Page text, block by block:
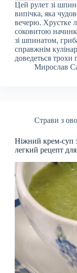
Цей рулет зі
випічка, яка
вечерю. Хрустке
соковитою
зі шпинатом,
справжнім
доведеться трохи
Мирослав
Страви з
Ніжний крем-суп
легкий рецепт